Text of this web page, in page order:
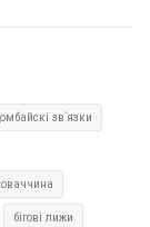
зв`язки
бігові лижи